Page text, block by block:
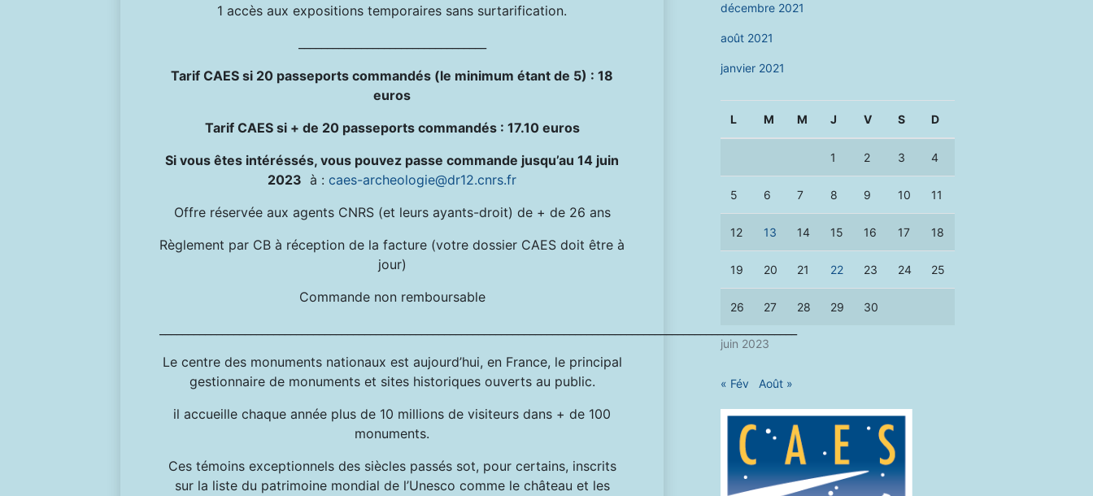
1 accès aux expositions temporaires sans surtarification.
Tarif CAES si 20 passeports commandés (le minimum étant de 5) : 18
euros
Tarif CAES si + de 20 passeports commandés : 17.10 euros
Si vous êtes intéréssés, vous pouvez passe commande jusqu’au 14 juin
2023 à : caes-archeologie@dr12.cnrs.fr
Offre réservée aux agents CNRS (et leurs ayants-droit) de + de 26 ans
Règlement par CB à réception de la facture (votre dossier CAES doit être à
jour)
Commande non remboursable
Le centre des monuments nationaux est aujourd’hui, en France, le principal
gestionnaire de monuments et sites historiques ouverts au public.
il accueille chaque année plus de 10 millions de visiteurs dans + de 100
monuments.
Ces témoins exceptionnels des siècles passés sot, pour certains, inscrits
sur la liste du patrimoine mondial de l’Unesco comme le château et les
décembre 2021
août 2021
janvier 2021
juin 2023
L M M J V S D
1 2 3 4
5 6 7 8 9 10 11
12 13 14 15 16 17 18
19 20 21 22 23 24 25
26 27 28 29 30
« Fév Août »